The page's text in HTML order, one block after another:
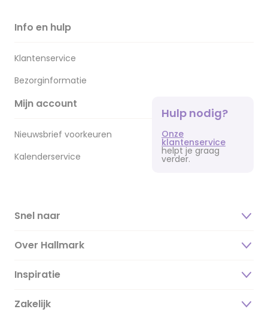
Info en hulp
Klantenservice
Bezorginformatie
Mijn account
Nieuwsbrief voorkeuren
Kalenderservice
Hulp nodig?
Onze
klantenservice
helpt je graag
verder.
Snel naar
Over Hallmark
Over ons
Duurzaamheid
Inspiratie
Magazine
Zakelijk